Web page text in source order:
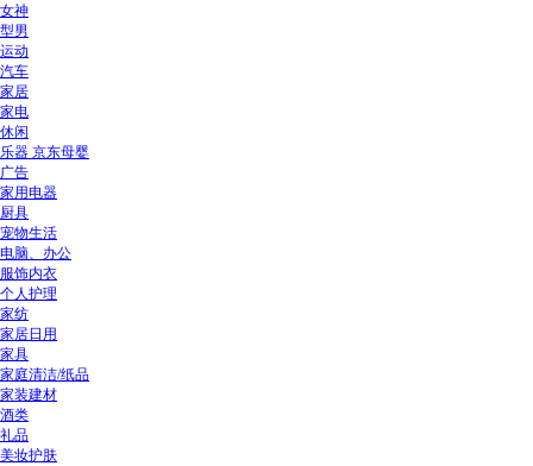
女神
型男
运动
汽车
家居
家电
休闲
乐器 京东母婴
广告
家用电器
厨具
宠物生活
电脑、办公
服饰内衣
个人护理
家纺
家居日用
家具
家庭清洁/纸品
家装建材
酒类
礼品
美妆护肤